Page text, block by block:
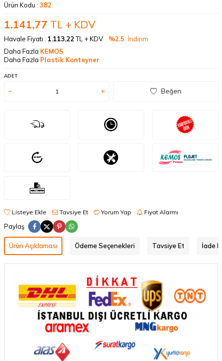
Ürün Kodu : 382
1.141,77 TL + KDV
Havale Fiyatı : 1.113,22TL + KDV %2.5 İndirim
Daha Fazla KEMOS
Daha Fazla Plastik Konteyner
ADET
Beğen
Listeye Ekle Tavsiye Et Yorum Yap Fiyat Alarmı
Paylaş
Ürün Açıklaması Ödeme Seçenekleri Tavsiye Et İade